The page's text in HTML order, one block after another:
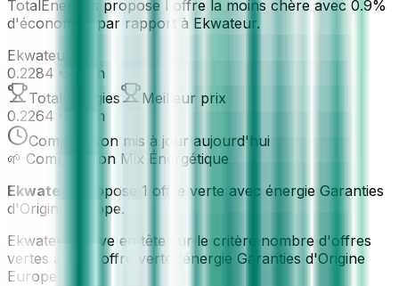
TotalEnergies propose l'offre la moins chère avec 0.9%
d'économies par rapport à Ekwateur.
Ekwateur
0.2284
/kWh
TotalEnergies
Meilleur prix
0.2264
/kWh
Comparaison mis à jour aujourd'hui
🌱 Comparaison Mix Énergétique
Ekwateur
propose 1 offre verte avec énergie Garanties
d'Origine Europe.
Ekwateur arrive en tête sur le critère nombre d'offres
vertes avec 1 offre verte (énergie Garanties d'Origine
Europe).